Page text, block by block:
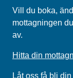
Vill du boka,
mottagningen
av.
Hitta din
Låt oss få bli din